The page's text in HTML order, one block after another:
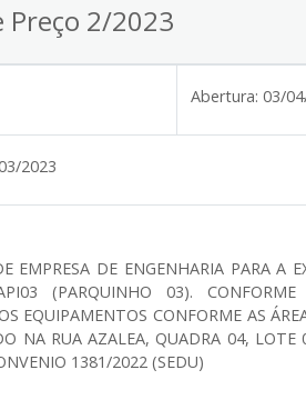
Preço 2/2023
Abertura: 03/
2023
EMPRESA DE ENGENHARIA PARA A
(PARQUINHO 03).
EQUIPAMENTOS CONFORME AS
NA RUA AZALEA, QUADRA 04,
1381/2022 (SEDU)